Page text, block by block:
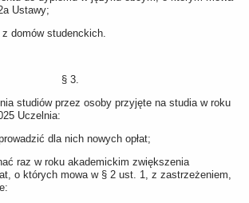
Ustawy;
domów studenckich.
§ 3.
studiów przez osoby przyjęte na studia w roku
Uczelnia:
dla nich nowych opłat;
raz w roku akademickim zwiększenia
o których mowa w § 2 ust. 1, z zastrzeżeniem,